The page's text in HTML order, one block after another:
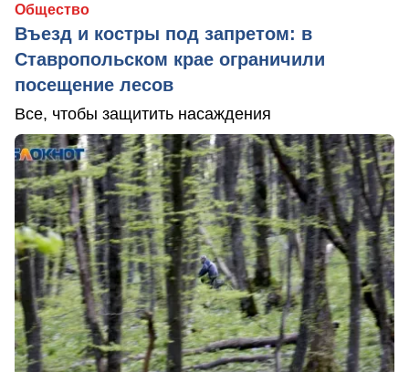
Общество
Въезд и костры под запретом: в
Ставропольском крае ограничили
посещение лесов
Все, чтобы защитить насаждения